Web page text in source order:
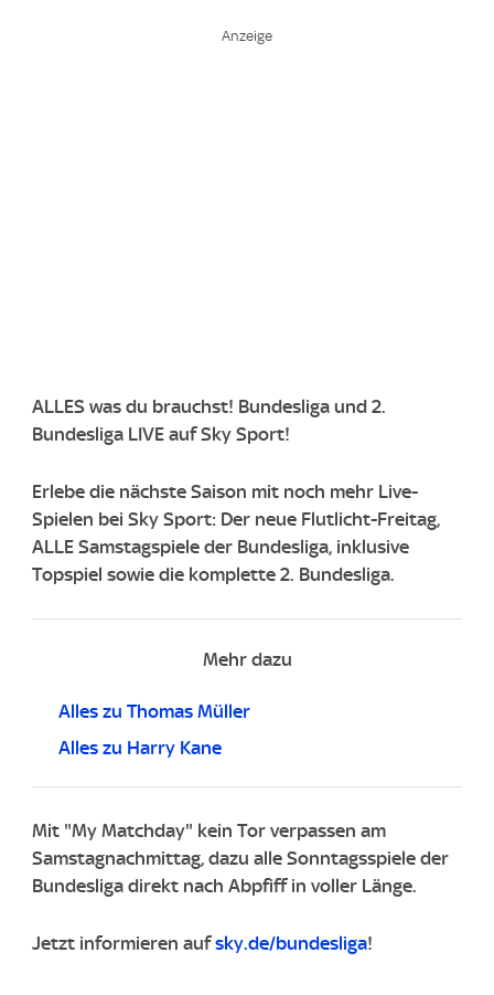
ALLES was du brauchst! Bundesliga und 2.
Bundesliga LIVE auf Sky Sport!
Erlebe die nächste Saison mit noch mehr Live-
Spielen bei Sky Sport: Der neue Flutlicht-Freitag,
ALLE Samstagspiele der Bundesliga, inklusive
Topspiel sowie die komplette 2. Bundesliga.
Mehr dazu
Alles zu Thomas Müller
Alles zu Harry Kane
Mit "My Matchday" kein Tor verpassen am
Samstagnachmittag, dazu alle Sonntagsspiele der
Bundesliga direkt nach Abpfiff in voller Länge.
Jetzt informieren aufsky.de/bundesliga!